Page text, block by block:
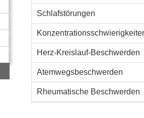
Schlafstörungen
Herz-Kreislauf-Beschwerden
Atemwegsbeschwerden
Rheumatische Beschwerden